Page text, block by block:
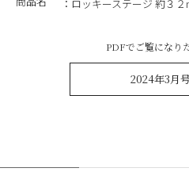
ロッキーステージ 約３２
PDFでご覧になり
2024年3月